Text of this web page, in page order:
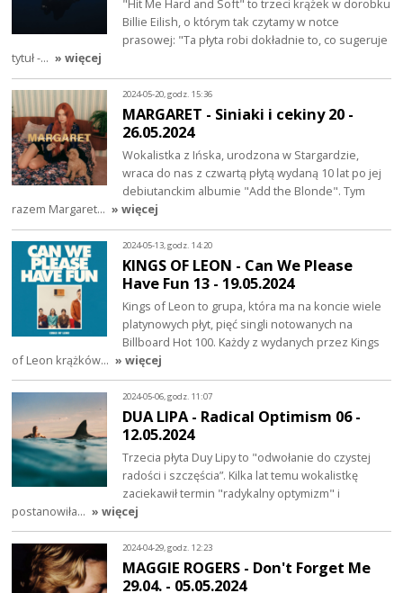
"Hit Me Hard and Soft" to trzeci krążek w dorobku
Billie Eilish, o którym tak czytamy w notce
prasowej: "Ta płyta robi dokładnie to, co sugeruje
tytuł -… » więcej
2024-05-20, godz. 15:36
MARGARET - Siniaki i cekiny 20 -
26.05.2024
Wokalistka z Ińska, urodzona w Stargardzie,
wraca do nas z czwartą płytą wydaną 10 lat po jej
debiutanckim albumie "Add the Blonde". Tym
razem Margaret… » więcej
2024-05-13, godz. 14:20
KINGS OF LEON - Can We Please
Have Fun 13 - 19.05.2024
Kings of Leon to grupa, która ma na koncie wiele
platynowych płyt, pięć singli notowanych na
Billboard Hot 100. Każdy z wydanych przez Kings
of Leon krążków… » więcej
2024-05-06, godz. 11:07
DUA LIPA - Radical Optimism 06 -
12.05.2024
Trzecia płyta Duy Lipy to "odwołanie do czystej
radości i szczęścia”. Kilka lat temu wokalistkę
zaciekawił termin "radykalny optymizm" i
postanowiła… » więcej
2024-04-29, godz. 12:23
MAGGIE ROGERS - Don't Forget Me
29.04. - 05.05.2024